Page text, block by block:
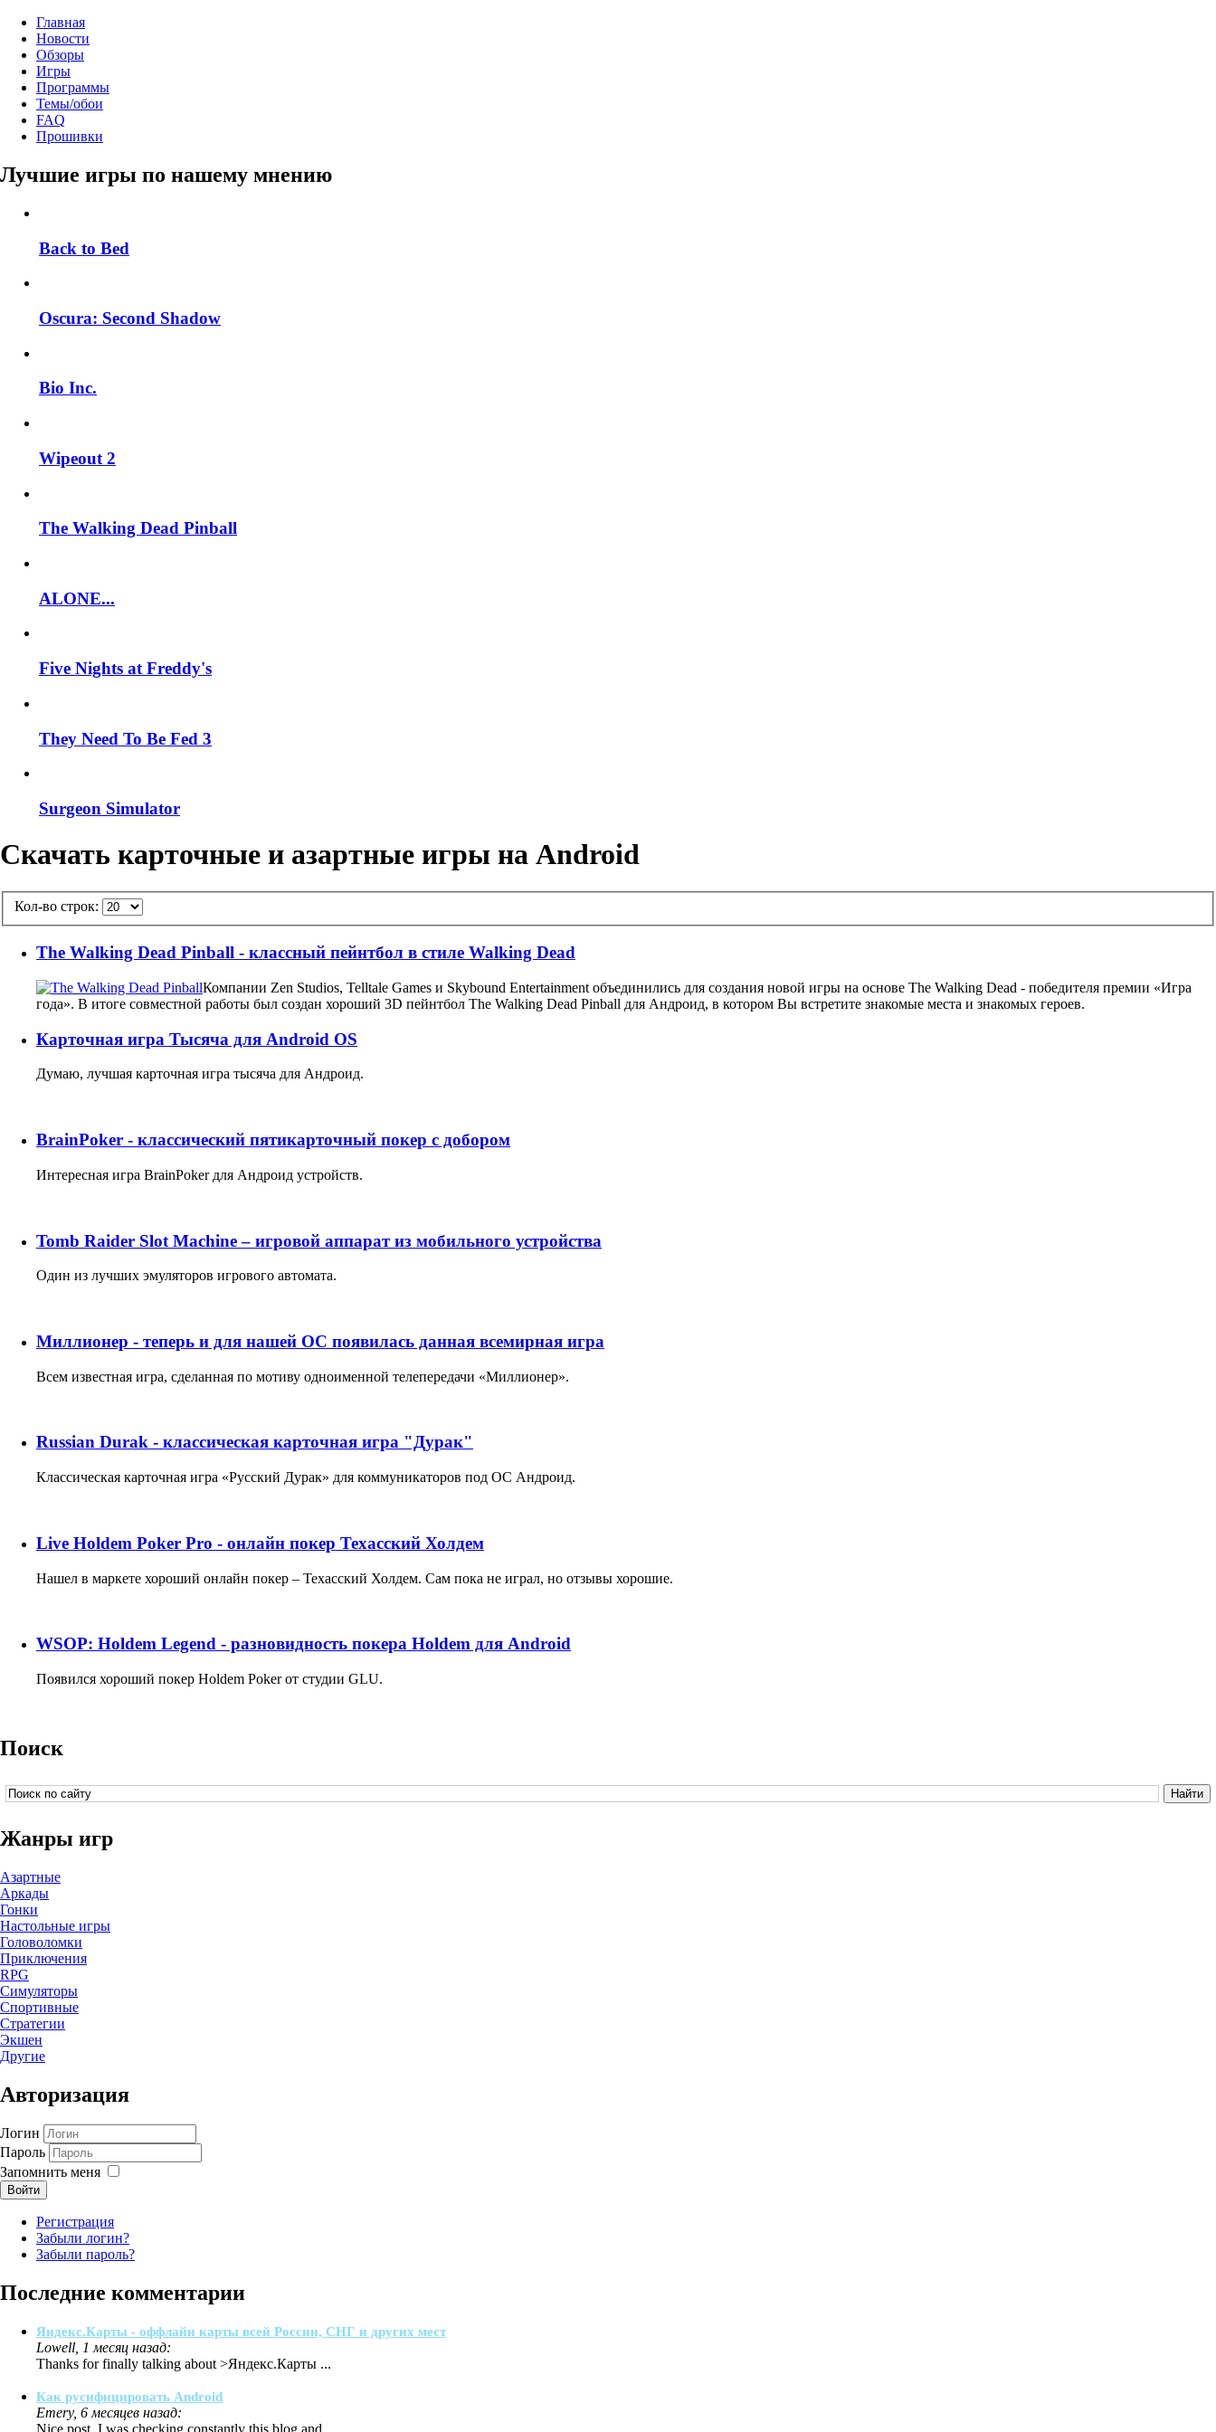
Главная
Новости
Обзоры
Игры
Программы
Темы/обои
FAQ
Прошивки
Лучшие игры по нашему мнению
Back to Bed
Oscura: Second Shadow
Bio Inc.
Wipeout 2
The Walking Dead Pinball
ALONE...
Five Nights at Freddy's
They Need To Be Fed 3
Surgeon Simulator
Скачать карточные и азартные игры на Android
Кол-во строк:
The Walking Dead Pinball - классный пейнтбол в стиле Walking Dead
Компании Zen Studios, Telltale Games и Skybound Entertainment объединились для создания новой игры на основе The Walking Dead - победителя премии «Игра
года». В итоге совместной работы был создан хороший 3D пейнтбол The Walking Dead Pinball для Андроид, в котором Вы встретите знакомые места и знакомых героев.
Карточная игра Тысяча для Android OS
Думаю, лучшая карточная игра тысяча для Андроид.
BrainPoker - классический пятикарточный покер с добором
Интересная игра BrainPoker для Андроид устройств.
Tomb Raider Slot Machine – игровой аппарат из мобильного устройства
Один из лучших эмуляторов игрового автомата.
Миллионер - теперь и для нашей ОС появилась данная всемирная игра
Всем известная игра, сделанная по мотиву одноименной телепередачи «Миллионер».
Russian Durak - классическая карточная игра "Дурак"
Классическая карточная игра «Русский Дурак» для коммуникаторов под ОС Андроид.
Live Holdem Poker Pro - онлайн покер Техасский Холдем
Нашел в маркете хороший онлайн покер – Техасский Холдем. Сам пока не играл, но отзывы хорошие.
WSOP: Holdem Legend - разновидность покера Holdem для Android
Появился хороший покер Holdem Poker от студии GLU.
Поиск
Жанры игр
Азартные
Аркады
Гонки
Настольные игры
Головоломки
Приключения
RPG
Симуляторы
Спортивные
Стратегии
Экшен
Другие
Авторизация
Логин
Пароль
Запомнить меня
Войти
Регистрация
Забыли логин?
Забыли пароль?
Последние комментарии
Яндекс.Карты - оффлайн карты всей России, СНГ и других мест
Lowell, 1 месяц назад:
Thanks for finally talking about >Яндекс.Карты ...
Как русифицировать Android
Emery, 6 месяцев назад: